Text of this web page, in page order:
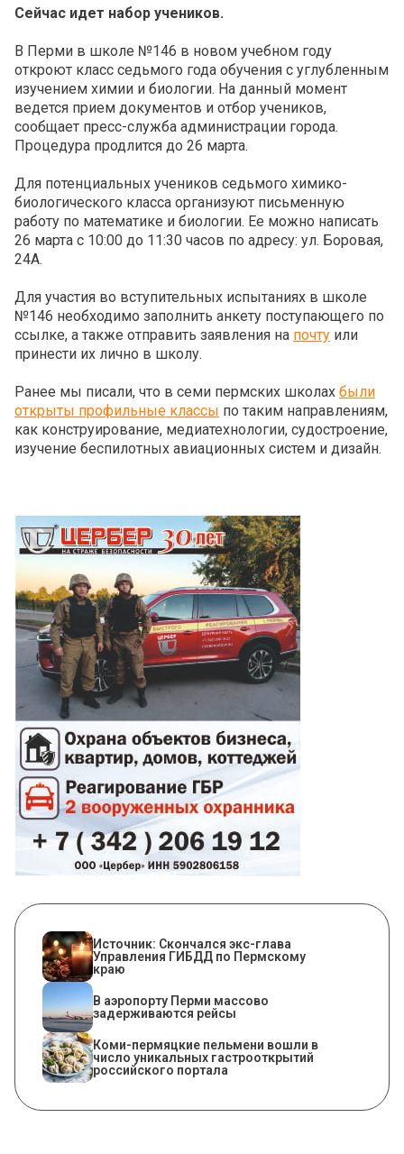
Сейчас идет набор учеников.
В Перми в школе №146 в новом учебном году
откроют класс седьмого года обучения с углубленным
изучением химии и биологии. На данный момент
ведется прием документов и отбор учеников,
сообщает пресс-служба администрации города.
Процедура продлится до 26 марта.
Для потенциальных учеников седьмого химико-
биологического класса организуют письменную
работу по математике и биологии. Ее можно написать
26 марта с 10:00 до 11:30 часов по адресу: ул. Боровая,
24А.
Для участия во вступительных испытаниях в школе
№146 необходимо заполнить анкету поступающего по
ссылке, а также отправить заявления на почту или
принести их лично в школу.
Ранее мы писали, что в семи пермских школах были
открыты профильные классы по таким направлениям,
как конструирование, медиатехнологии, судостроение,
изучение беспилотных авиационных систем и дизайн.
Источник: Скончался экс-глава
Управления ГИБДД по Пермскому
краю
В аэропорту Перми массово
задерживаются рейсы
Коми-пермяцкие пельмени вошли в
число уникальных гастрооткрытий
российского портала